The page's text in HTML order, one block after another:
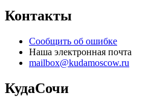
Контакты
Сообщить об ошибке
Наша электронная почта
mailbox@kudamoscow.ru
КудаСочи